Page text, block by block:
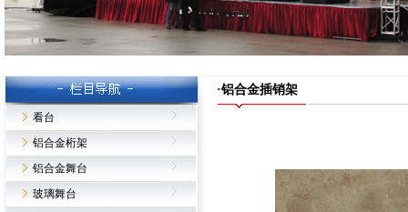
看台
铝合金桁架
铝合金舞台
玻璃舞台
·铝合金插销架